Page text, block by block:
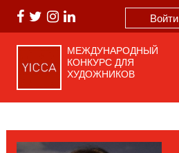
Войти
МЕЖДУНАРОДНЫЙ
КОНКУРС ДЛЯ
ХУДОЖНИКОВ